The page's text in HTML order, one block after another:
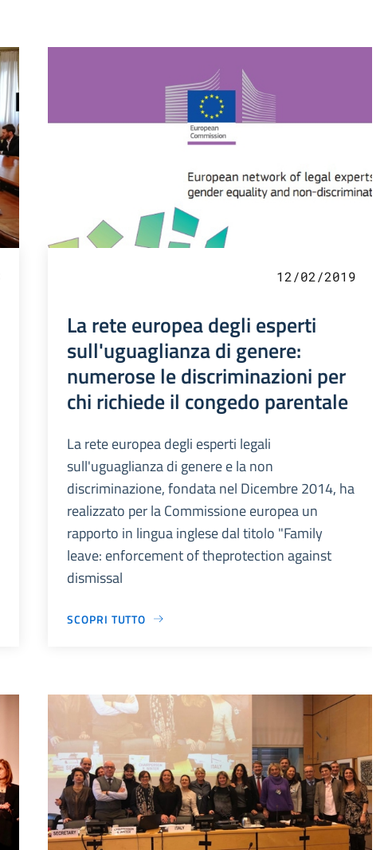
12/02/2019
La rete europea degli esperti
sull'uguaglianza di genere:
numerose le discriminazioni per
chi richiede il congedo parentale
La rete europea degli esperti legali
sull'uguaglianza di genere e la non
discriminazione, fondata nel Dicembre 2014, ha
realizzato per la Commissione europea un
rapporto in lingua inglese dal titolo "Family
leave: enforcement of theprotection against
dismissal
SCOPRI TUTTO